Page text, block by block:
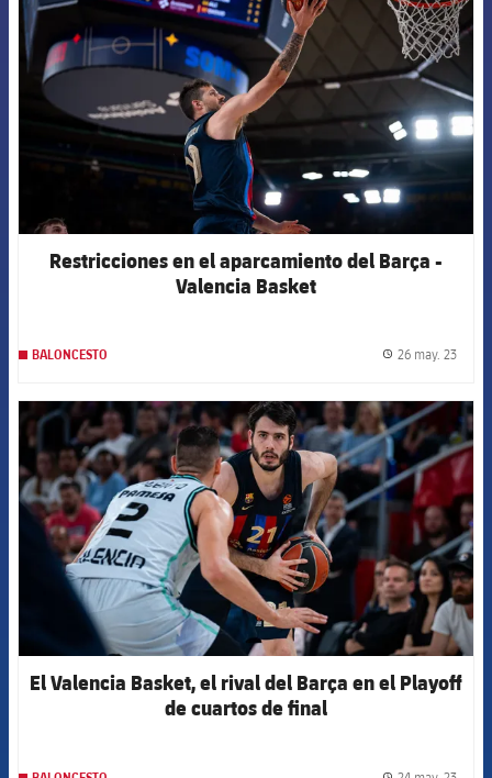
Restricciones en el aparcamiento del Barça -
Valencia Basket
BALONCESTO 26 may. 23
FCB Barcelona badge
El Valencia Basket, el rival del Barça en el Playoff
de cuartos de final